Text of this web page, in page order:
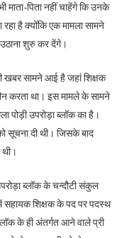
पिता नहीं चाहेंगे कि उनके
है क्योँकि एक मामला सामने
शुरु कर देंगे।
सामने आई है जहां शिक्षक
करता था। इस मामले के सामने
पोड़ी उपरोड़ा ब्लॉक का है।
सूचना दी थी। जिसके बाद
ब्लॉक के चन्दौटी संकुल
सहायक शिक्षक के पद पर पदस्थ
के ही अंतर्गत आने वाले प्री